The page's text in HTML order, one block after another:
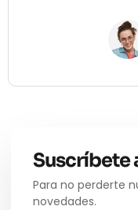
Suscríbete
Para no perderte
novedades.